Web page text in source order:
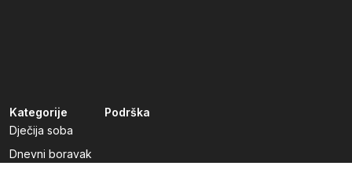
Kategorije
Dječija soba
Dnevni boravak
Podrška